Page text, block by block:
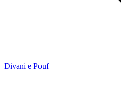
Divani e Pouf